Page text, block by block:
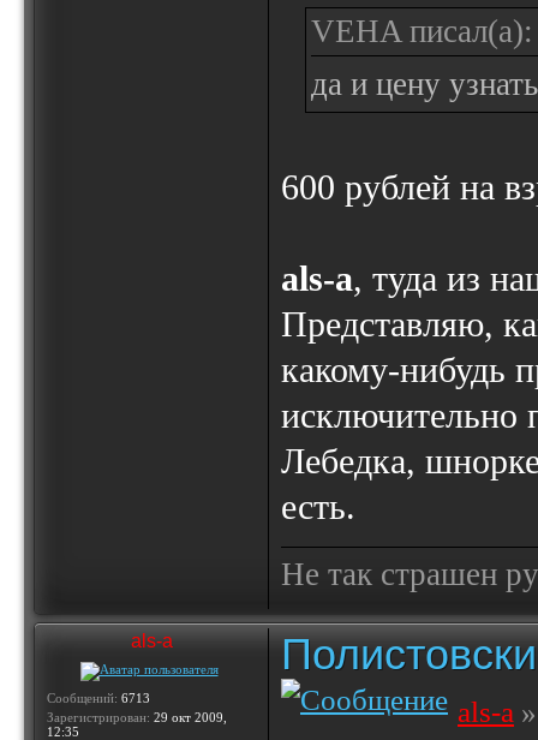
VEHA писал(а):
да и цену
600 рублей на
als-a, туда из
Представляю,
какому-нибудь
исключительно
Лебедка,
есть.
Не так страшен
als-a
Сообщений: 6713
Зарегистрирован: 29 окт 2009,
12:35
als-a